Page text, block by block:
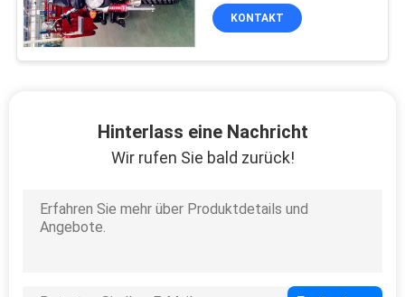
KONTAKT
Hinterlass eine Nachricht
Wir rufen Sie bald zurück!